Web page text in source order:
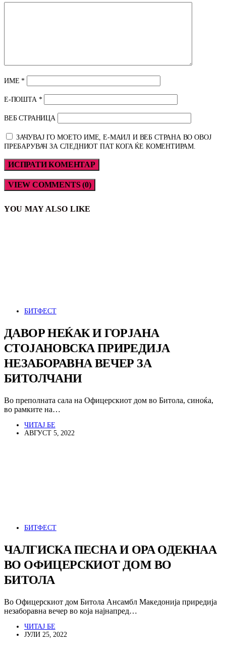
ИМЕ*
Е-ПОШТА *
ВЕБ СТРАНИЦА
ЗАЧУВАЈ ГО МОЕТО ИМЕ, Е-МАИЛ И ВЕБ СТРАНА ВО ОВОЈ
ПРЕБАРУВАЧ ЗА СЛЕДНИОТ ПАТ КОГА ЌЕ КОМЕНТИРАМ.
VIEW COMMENTS (0)
YOU MAY ALSO LIKE
БИТФЕСТ
ДАВОР НЕЌАК И ГОРЈАНА
СТОЈАНОВСКА ПРИРЕДИЈА
НЕЗАБОРАВНА ВЕЧЕР ЗА
БИТОЛЧАНИ
Во преполната сала на Офицерскиот дом во Битола, синоќа,
во рамките на…
ЧИТАЈ БЕ
АВГУСТ 5, 2022
БИТФЕСТ
ЧАЛГИСКА ПЕСНА И ОРА ОДЕКНАА
ВО ОФИЦЕРСКИОТ ДОМ ВО
БИТОЛА
Во Офицерскиот дом Битола Ансамбл Македонија приредија
незаборавна вечер во која најнапред…
ЧИТАЈ БЕ
ЈУЛИ 25, 2022